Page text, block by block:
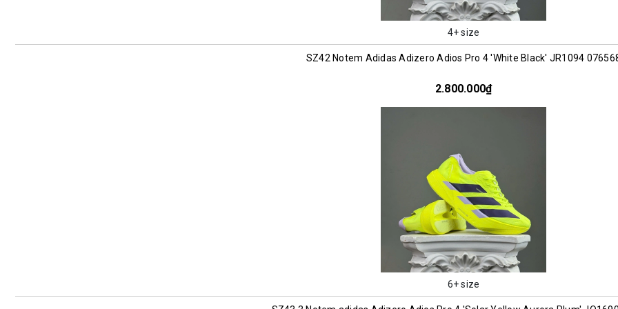
4+ size
SZ42 Notem Adidas Adizero Adios Pro 4 'White Black' JR1094
2.800.000₫
6+ size